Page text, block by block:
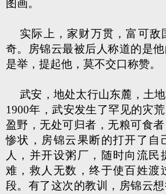
图画。
实际上，家财万贯，富可敌
奇。房锦云最被后人称道的是
是举，提起他，莫不交口称赞。
武安，地处太行山东麓，土地
1900年，武安发生了罕见的灾
盈野，无处可归者，无粮可食
惨状，房锦云果断的打开了自
人，并开设粥厂，随时向流民
难，救人无数，终于使百姓渡
段。有了这次的教训，房锦云